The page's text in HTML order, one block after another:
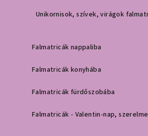
Unikornisok, szívek, virágok
Falmatricák nappaliba
Falmatricák konyhába
Falmatricák fürdőszobába
Falmatricák - Valentin-nap,